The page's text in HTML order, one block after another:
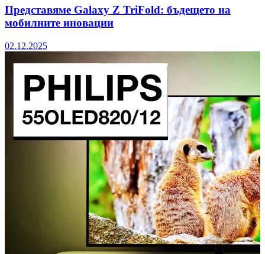
Представяме Galaxy Z TriFold: бъдещето на
мобилните иновации
02.12.2025